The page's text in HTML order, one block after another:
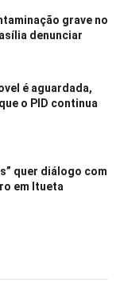
grave no
denunciar
é aguardada,
o PID continua
quer diálogo com
em Itueta